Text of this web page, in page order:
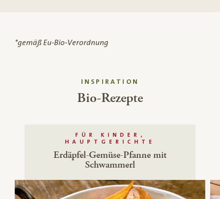
*gemäß Eu-Bio-Verordnung
INSPIRATION
Bio-Rezepte
FÜR KINDER,
HAUPTGERICHTE
Erdäpfel-Gemüse-Pfanne mit
Schwammerl